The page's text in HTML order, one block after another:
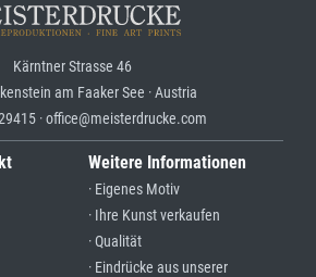
Kärntner Strasse 46
am Faaker See · Austria
· office@meisterdrucke.com
Weitere Informationen
· Eigenes Motiv
· Ihre Kunst verkaufen
· Qualität
· Eindrücke aus unserer